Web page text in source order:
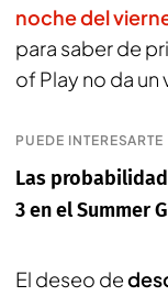
noche del
para saber de
of Play no da
PUEDE INTERESARTE
Las
3 en el Summer
El deseo de